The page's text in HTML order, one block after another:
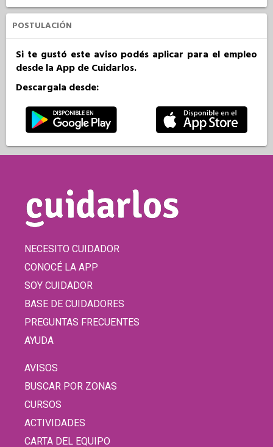
POSTULACIÓN
Si te gustó este aviso podés aplicar para el empleo
desde la App de Cuidarlos.
Descargala desde:
NECESITO CUIDADOR
CONOCÉ LA APP
SOY CUIDADOR
BASE DE CUIDADORES
PREGUNTAS FRECUENTES
AYUDA
AVISOS
BUSCAR POR ZONAS
CURSOS
ACTIVIDADES
CARTA DEL EQUIPO